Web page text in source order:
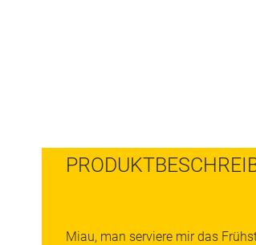
Miau, man serviere mir das